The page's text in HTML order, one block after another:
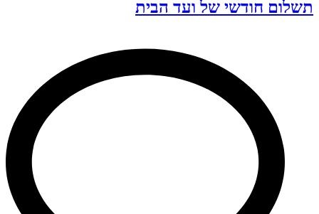
תשלום חודשי של ועד הבית